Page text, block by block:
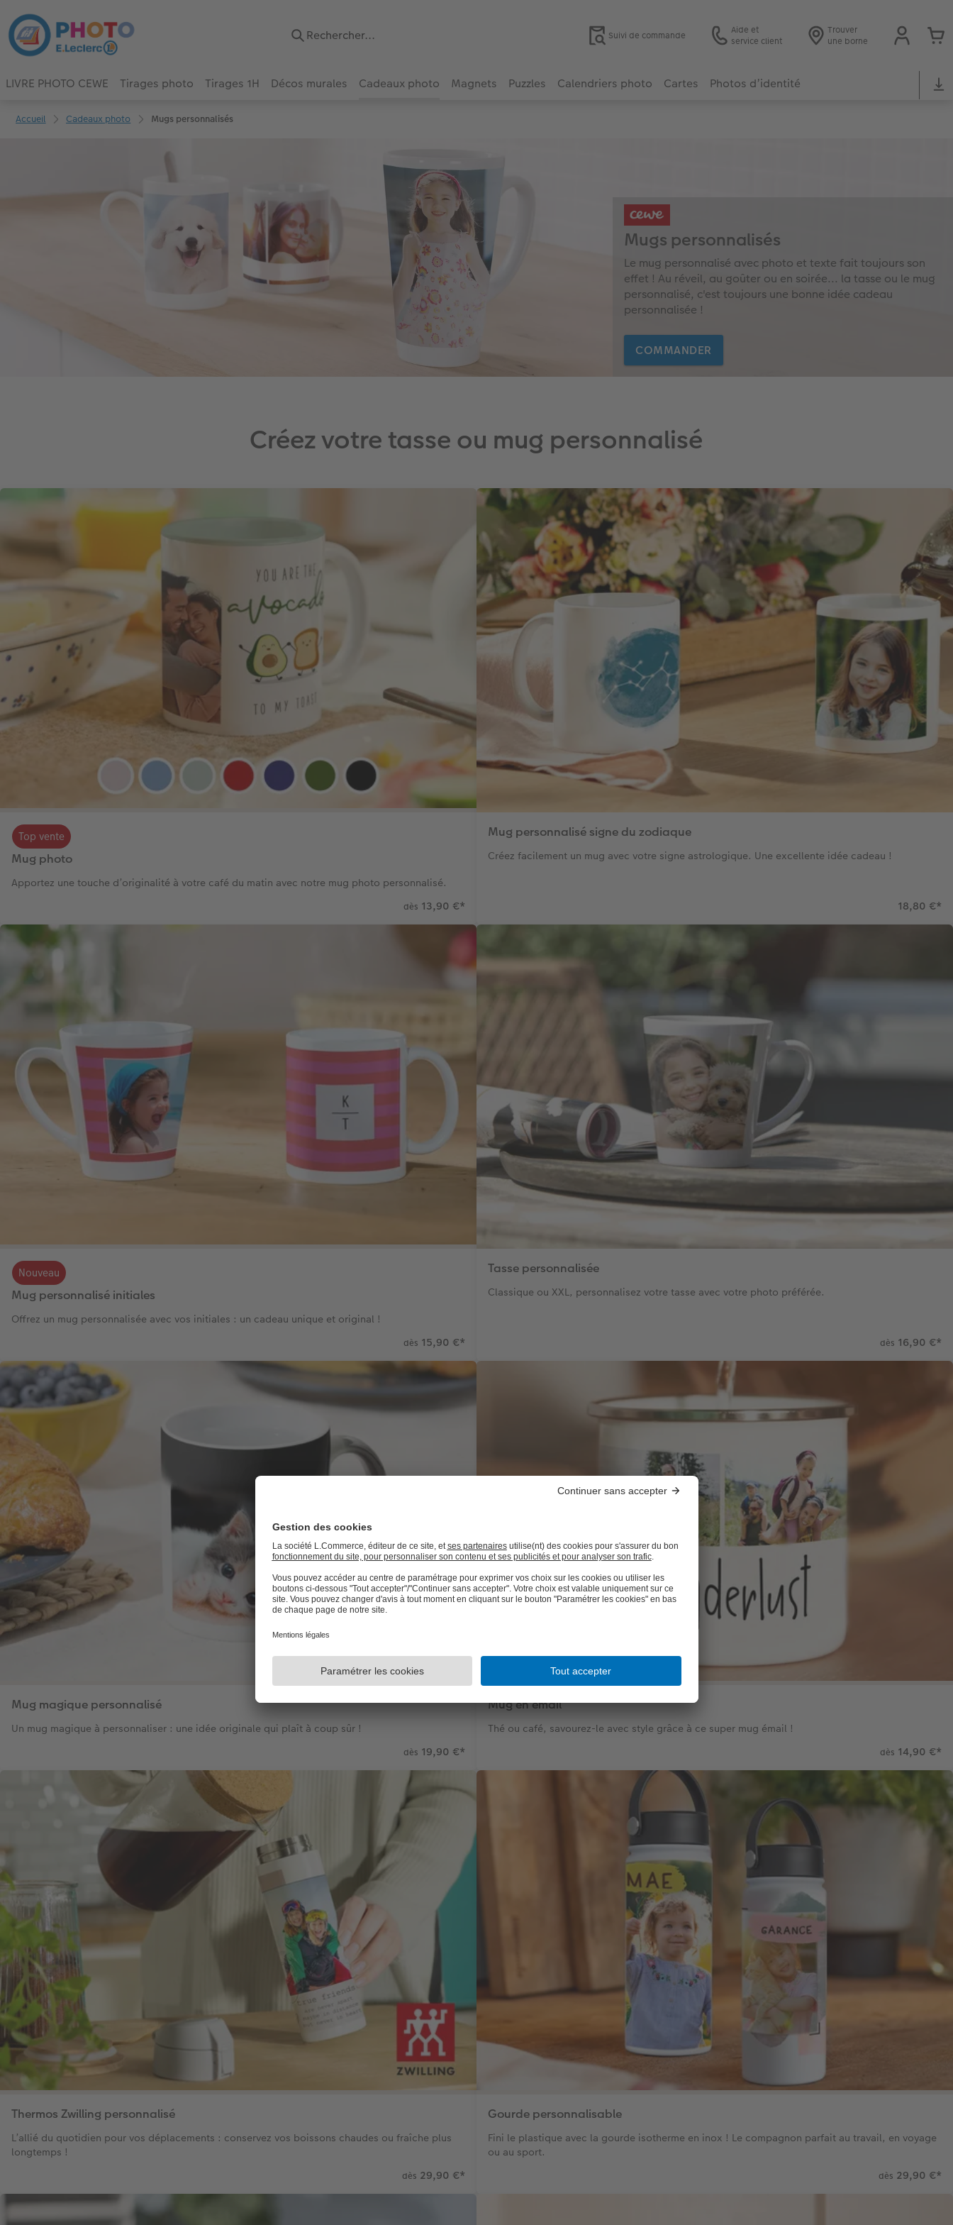
Suivi de commande
Aide et
service client
Trouver
une borne
LIVRE PHOTO CEWE Tirages photo Tirages 1H Décos murales Cadeaux photo Magnets Puzzles Calendriers photo Cartes Photos d’identité
Accueil Cadeaux photo Mugs personnalisés
Mugs personnalisés
Le mug personnalisé avec photo et texte fait toujours son
effet ! Au réveil, au goûter ou en soirée... la tasse ou le mug
personnalisé, c'est toujours une bonne idée cadeau
personnalisée !
COMMANDER
Créez votre tasse ou mug personnalisé
Mug photo
Apportez une touche d’originalité à votre café du matin avec notre mug photo personnalisé.
Top vente
dès 13,90 €*
Mug personnalisé signe du zodiaque
Créez facilement un mug avec votre signe astrologique. Une excellente idée cadeau !
18,80 €*
Mug personnalisé initiales
Offrez un mug personnalisée avec vos initiales : un cadeau unique et original !
Nouveau
dès 15,90 €*
Tasse personnalisée
Classique ou XXL, personnalisez votre tasse avec votre photo préférée.
dès 16,90 €*
Mug magique personnalisé
Un mug magique à personnaliser : une idée originale qui plaît à coup sûr !
dès 19,90 €*
Mug en émail
Thé ou café, savourez-le avec style grâce à ce super mug émail !
dès 14,90 €*
Thermos Zwilling personnalisé
L’allié du quotidien pour vos déplacements : conservez vos boissons chaudes ou fraîche plus
longtemps !
dès 29,90 €*
Gourde personnalisable
Fini le plastique avec la gourde isotherme en inox ! Le compagnon parfait au travail, en voyage
ou au sport.
dès 29,90 €*